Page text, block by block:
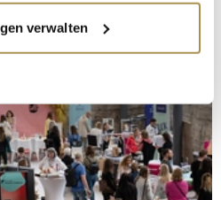
Ihre geografische Lage
einige Meter genau sein
(Fingerprinting) identifizieren
wie Ihre persönlichen Daten
Sie Ihre Präferenzen im
verwalten